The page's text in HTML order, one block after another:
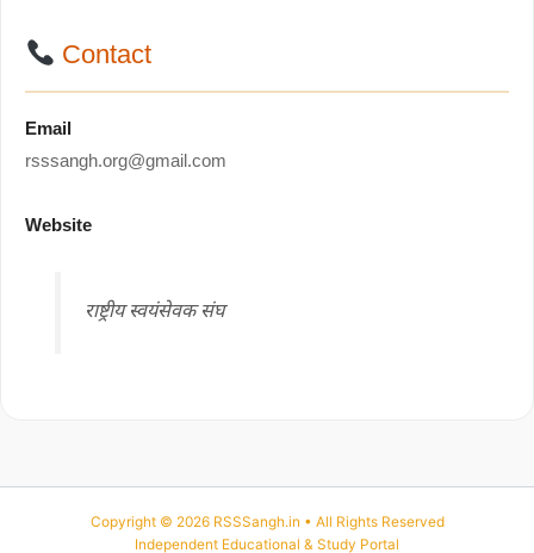
Contact
Email
rsssangh.org@gmail.com
Website
राष्ट्रीय स्वयंसेवक संघ
Copyright © 2026 RSSSangh.in • All Rights Reserved
Independent Educational & Study Portal